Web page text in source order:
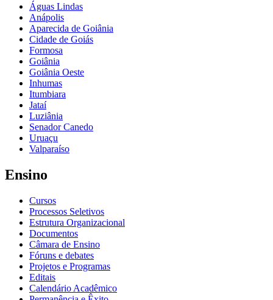
Águas Lindas
Anápolis
Aparecida de Goiânia
Cidade de Goiás
Formosa
Goiânia
Goiânia Oeste
Inhumas
Itumbiara
Jataí
Luziânia
Senador Canedo
Uruaçu
Valparaíso
Ensino
Cursos
Processos Seletivos
Estrutura Organizacional
Documentos
Câmara de Ensino
Fóruns e debates
Projetos e Programas
Editais
Calendário Acadêmico